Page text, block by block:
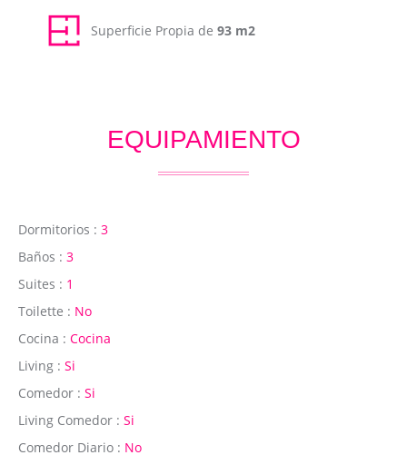
Superficie Propia de 93 m2
EQUIPAMIENTO
Dormitorios : 3
Baños : 3
Suites : 1
Toilette : No
Cocina : Cocina
Living : Si
Comedor : Si
Living Comedor : Si
Comedor Diario : No